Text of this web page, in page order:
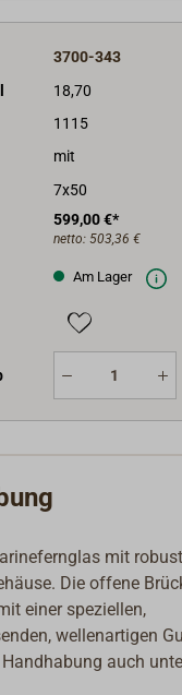
3700-343
18,70
1115
mit
7x50
599,00 €*
netto: 503,36 €
Am Lager
mit
Die offene
einer speziellen,
wellenartigen
auch